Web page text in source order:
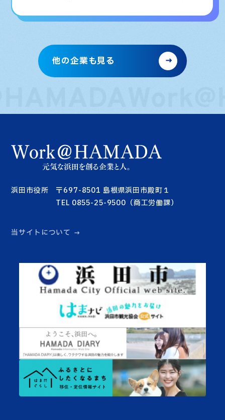
他の企業も見る
浜田市役所 〒697-8501 島根県浜田市殿町１
TEL 0855-25-9500（商工労働課）
当サイトについて